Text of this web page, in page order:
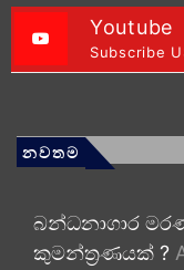
Youtube
Subscribe
නවතම
බන්ධනාගාර
කුමන්ත්‍රණයක් ?